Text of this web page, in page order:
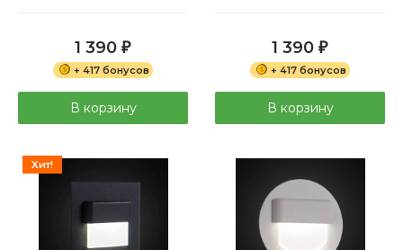
1 390 ₽
+ 417 бонусов
В корзину
1 390 ₽
+ 417 бонусов
В корзину
Хит!